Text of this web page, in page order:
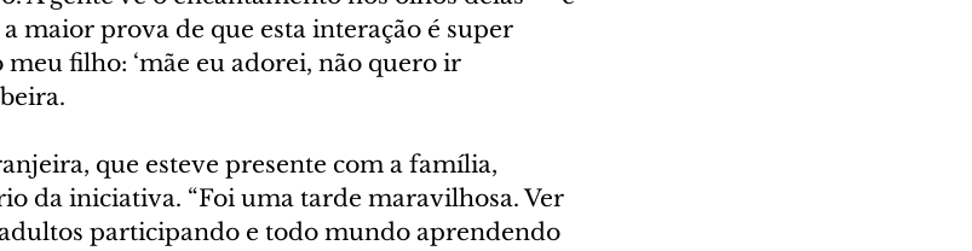
maior prova de que esta interação é super
filho: ‘mãe eu adorei, não quero ir
que esteve presente com a família,
da iniciativa. “Foi uma tarde maravilhosa. Ver
participando e todo mundo aprendendo